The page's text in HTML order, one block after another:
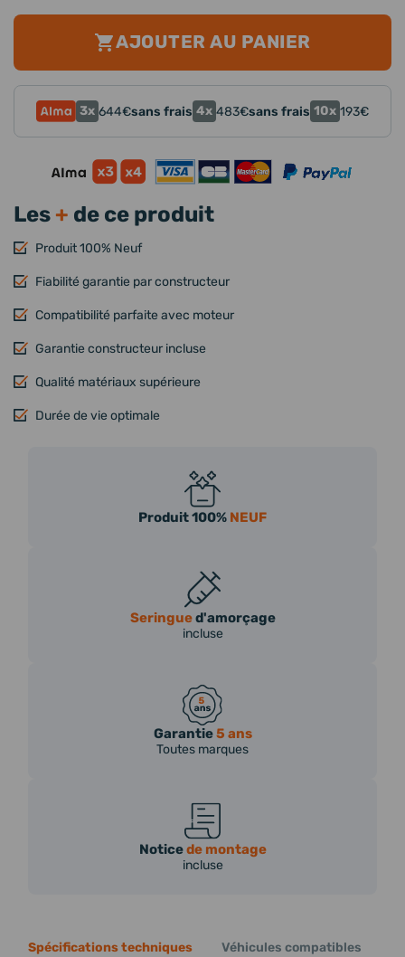
Les+ de ce produit
Produit 100% Neuf
Fiabilité garantie par constructeur
Compatibilité parfaite avec moteur
Garantie constructeur incluse
Qualité matériaux supérieure
Durée de vie optimale
AJOUTER AU PANIER
3x 644€sans frais 4x 483€sans frais 10x 193€
Produit 100% NEUF
Seringued'amorçage
incluse
Garantie5 ans
Toutes marques
Noticede montage
incluse
Spécifications techniques Véhicules compatibles